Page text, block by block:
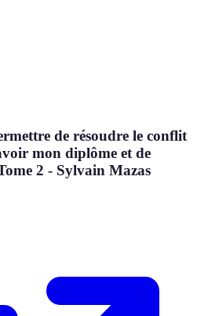
de résoudre le conflit
mon diplôme et de
2 - Sylvain Mazas